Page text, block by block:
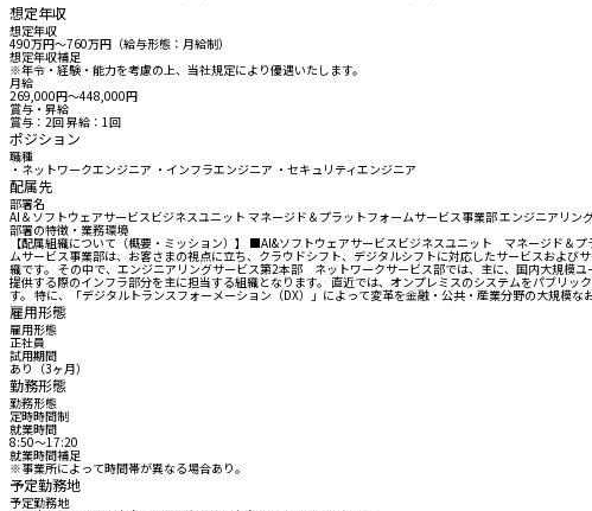
想定年収
想定年収
490万円〜760万円（給与形態：月給制）
想定年収補足
※年令・経験・能力を考慮の上、当社規定により優遇いたします。
月給
269,000円〜448,000円
賞与・昇給
賞与：2回 昇給：1回
ポジション
職種
・ネットワークエンジニア ・インフラエンジニア ・セキュリティエンジニア
配属先
部署名
AI＆ソフトウェアサービスビジネスユニット マネージド＆プラットフォームサービス事業部 エンジニアリ
部署の特徴・業務環境
【配属組織について（概要・ミッション）】 ■AI&ソフトウェアサービスビジネスユニット マネージド＆
ムサービス事業部は、お客さまの視点に立ち、クラウドシフト、デジタルシフトに対応したサービスおよ
織です。 その中で、エンジニアリングサービス第2本部 ネットワークサービス部では、主に、国内大規模
提供する際のインフラ部分を主に担当する組織となります。 直近では、オンプレミスのシステムをパブリ
す。 特に、「デジタルトランスフォーメーション（DX）」によって変革を金融・公共・産業分野の大規模
雇用形態
雇用形態
正社員
試用期間
あり（3ヶ月）
勤務形態
勤務形態
定時時間制
就業時間
8:50〜17:20
就業時間補足
※事業所によって時間帯が異なる場合あり。
予定勤務地
予定勤務地